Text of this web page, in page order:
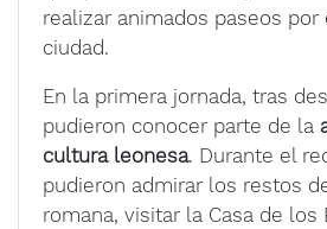
realizar animados paseos
ciudad.
En la primera jornada, tras
pudieron conocer parte de la
cultura leonesa. Durante el
pudieron admirar los restos
romana, visitar la Casa de los